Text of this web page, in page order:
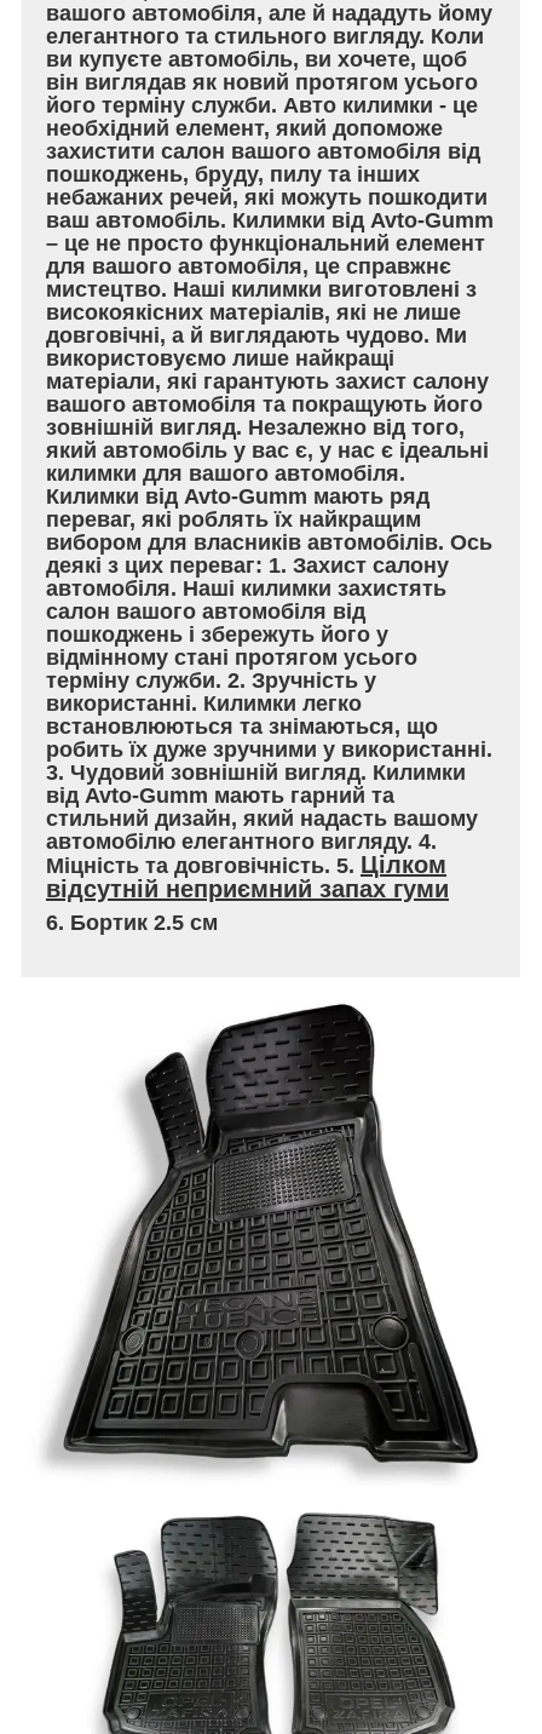
вашого автомобіля, але й нададуть йому
елегантного та стильного вигляду. Коли
ви купуєте автомобіль, ви хочете, щоб
він виглядав як новий протягом усього
його терміну служби. Авто килимки - це
необхідний елемент, який допоможе
захистити салон вашого автомобіля від
пошкоджень, бруду, пилу та інших
небажаних речей, які можуть пошкодити
ваш автомобіль. Килимки від Avto-Gumm
– це не просто функціональний елемент
для вашого автомобіля, це справжнє
мистецтво. Наші килимки виготовлені з
високоякісних матеріалів, які не лише
довговічні, а й виглядають чудово. Ми
використовуємо лише найкращі
матеріали, які гарантують захист салону
вашого автомобіля та покращують його
зовнішній вигляд. Незалежно від того,
який автомобіль у вас є, у нас є ідеальні
килимки для вашого автомобіля.
Килимки від Avto-Gumm мають ряд
переваг, які роблять їх найкращим
вибором для власників автомобілів. Ось
деякі з цих переваг: 1. Захист салону
автомобіля. Наші килимки захистять
салон вашого автомобіля від
пошкоджень і збережуть його у
відмінному стані протягом усього
терміну служби. 2. Зручність у
використанні. Килимки легко
встановлюються та знімаються, що
робить їх дуже зручними у використанні.
3. Чудовий зовнішній вигляд. Килимки
від Avto-Gumm мають гарний та
стильний дизайн, який надасть вашому
автомобілю елегантного вигляду. 4.
Міцність та довговічність. 5. Цілком
відсутній неприємний запах гуми
6. Бортик 2.5 см